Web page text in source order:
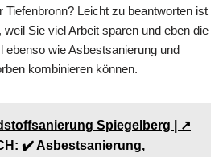
Tiefenbronn? Leicht zu beantworten ist
Sie viel Arbeit sparen und eben die
ebenso wie Asbestsanierung und
kombinieren können.
Spiegelberg | ↗️
✔️ Asbestsanierung,